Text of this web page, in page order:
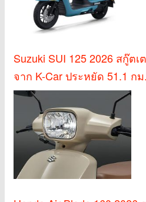
Suzuki SUI 125 2026 สกู๊ต
จาก K-Car ประหยัด 51.1 ก